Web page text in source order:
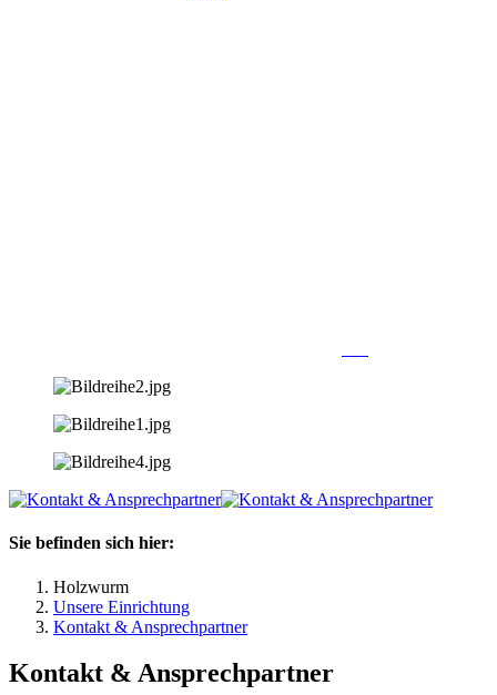
Sie befinden sich hier:
Holzwurm
Unsere Einrichtung
Kontakt & Ansprechpartner
Kontakt & Ansprechpartner